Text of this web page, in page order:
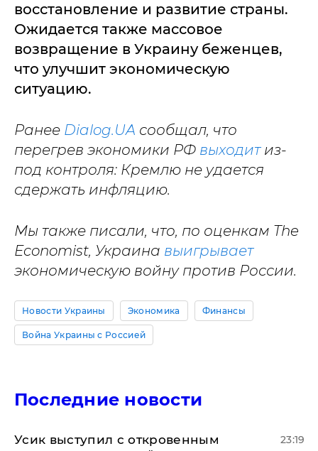
восстановление и развитие страны.
Ожидается также массовое
возвращение в Украину беженцев,
что улучшит экономическую
ситуацию.
Ранее Dialog.UA сообщал, что
перегрев экономики РФ выходитиз-
под контроля: Кремлю не удается
сдержать инфляцию.
Мы также писали, что, по оценкам The
Economist, Украина выигрывает
экономическую войну против России.
Новости Украины Экономика Финансы
Война Украины с Россией
Последние новости
Усик выступил с откровенным
23:19